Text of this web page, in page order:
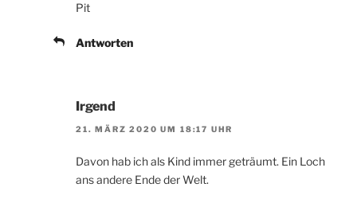
Pit
Antworten
Irgend
21. MÄRZ 2020 UM 18:17 UHR
Davon hab ich als Kind immer geträumt. Ein Loch
ans andere Ende der Welt.